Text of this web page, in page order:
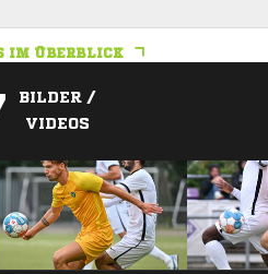
IM ÜBERBLICK
BILDER /
VIDEOS